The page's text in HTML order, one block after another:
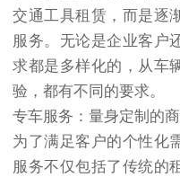
交通工具租赁，而是逐
服务。无论是企业客户
求都是多样化的，从车
验，都有不同的要求。
专车服务：量身定制的
为了满足客户的个性化
服务不仅包括了传统的